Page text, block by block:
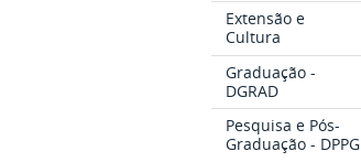
Extensão e
Cultura
Graduação -
DGRAD
Pesquisa e Pós-
Graduação - DPPG